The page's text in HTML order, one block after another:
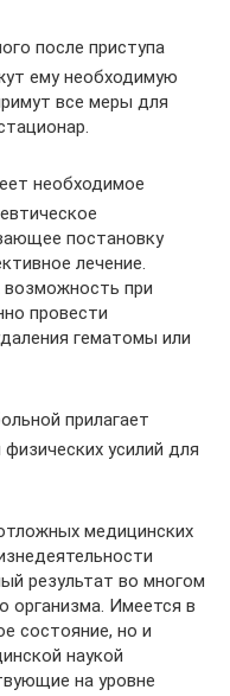
после приступа
ему необходимую
все меры для
необходимое
постановку
лечение.
при
провести
гематомы или
прилагает
усилий для
медицинских
результат во многом
организма. Имеется в
состояние, но и
наукой
на уровне